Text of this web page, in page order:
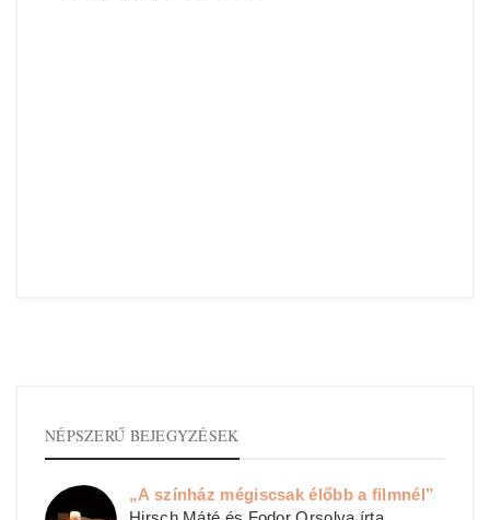
NÉPSZERŰ BEJEGYZÉSEK
„A színház mégiscsak élőbb a filmnél”